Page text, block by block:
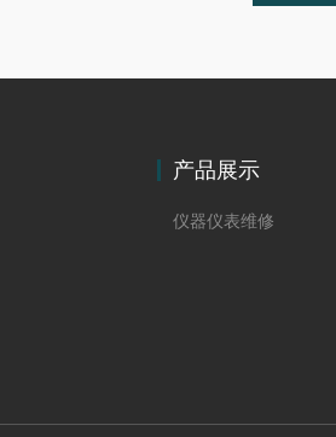
产品展示
仪器仪表维修